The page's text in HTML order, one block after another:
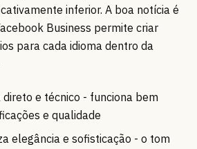
inferior. A boa notícia é
Business permite criar
para cada idioma dentro da
direto e técnico - funciona bem
e qualidade
elegância e sofisticação - o tom